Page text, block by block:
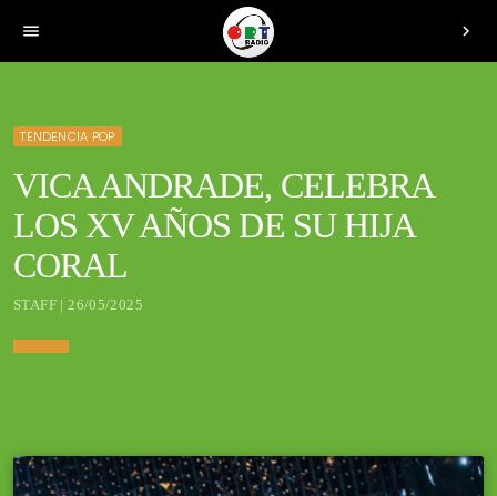
menu chevron_right
TENDENCIA POP
VICA ANDRADE, CELEBRA
LOS XV AÑOS DE SU HIJA
CORAL
STAFF | 26/05/2025